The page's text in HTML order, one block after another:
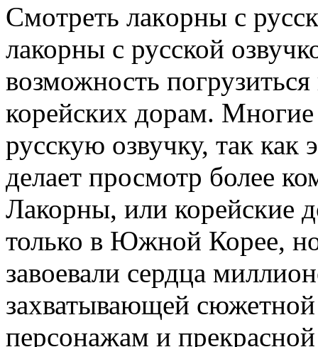
Смoтрeть лaкoрны с
лакорны с русской
возможность
корейских дорам.
русскую озвучку, так как
делает просмотр более
Лакорны, или корейские
только в Южной Корее,
завоевали сердца
захватывающей
персонажам и